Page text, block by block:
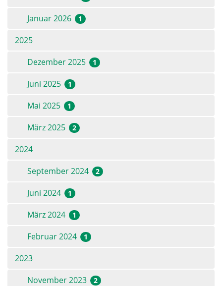
Januar 2026 1
2025
Dezember 2025
1
Juni 2025 1
Mai 2025 1
März 2025 2
2024
September 2024
2
Juni 2024 1
März 2024 1
Februar 2024 1
2023
November 2023
2